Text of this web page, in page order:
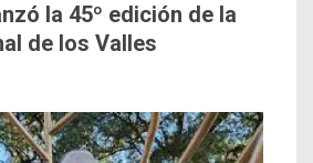
la 45º edición de la
de los Valles